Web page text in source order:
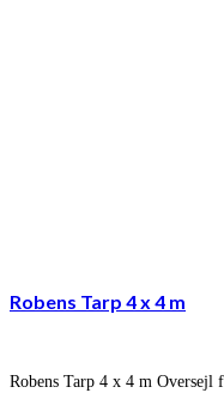
Robens Tarp 4 x 4 m
Robens Tarp 4 x 4 m Oversejl